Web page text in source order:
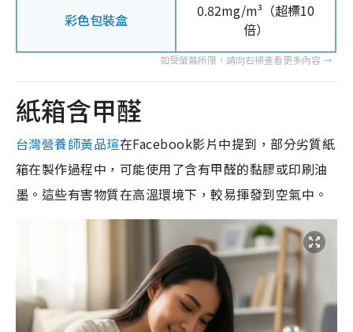
彩色包裝盒
0.82mg/m³（超標10
倍）
紙箱含甲醛
台灣營養師黃品瑄在Facebook影片中提到，部分劣質紙
箱在製作過程中，可能使用了含有甲醛的黏膠或印刷油
墨。這些有害物質在高溫環境下，較易揮發到空氣中。